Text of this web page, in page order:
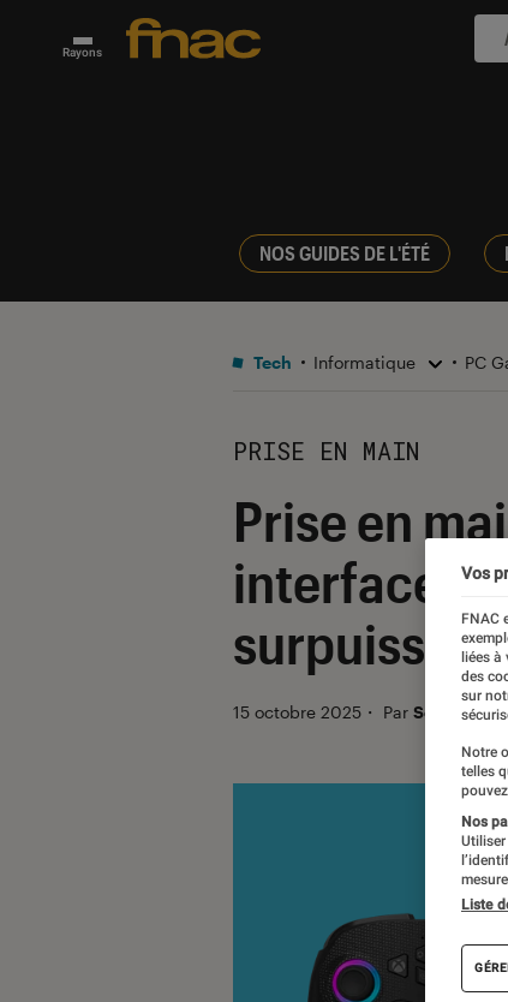
Rayons
NOS GUIDES DE L'ÉTÉ
Tech Informatique PC
PRISE EN MAIN
Prise en
interface
15 octobre 2025 ・ Par Sofian
Vos
FNAC
liées
des
sur
Notre
telles
Nos
Liste